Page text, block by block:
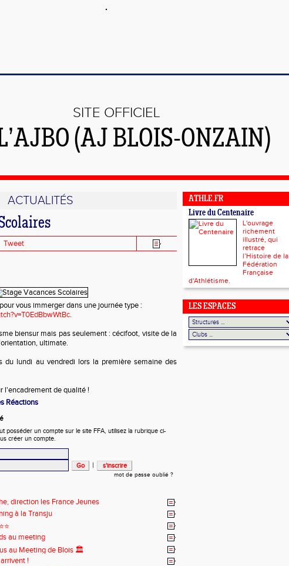
SITE OFFICIEL
(AJ BLOIS-ONZAIN)
ACTUALITÉS
Tweet
vous immerger dans une journée type :
.
biensur mais pas seulement : cécifoot, visite de la
ultimate.
du lundi au vendredi lors la première semaine des
l'encadrement de qualité !
Réactions
posséder un compte sur le site FFA, utilisez la rubrique ci-
créer un compte.
|
mot de passe oublié ?
direction les France Jeunes
à la Transju
au meeting
au Meeting de Blois 🏛️
!
ATHLE.FR
Livre du Centenaire
L'ouvrage
richement
illustré, qui
retrace
l’Histoire de la
Fédération
Française
d'Athlétisme.
LES ESPACES